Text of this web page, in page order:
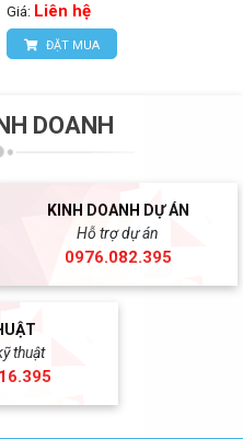
Giá: Liên hệ
ĐẶT MUA
DOANH
KINH DOANH DỰ ÁN
Hỗ trợ dự án
0976.082.395
thuật